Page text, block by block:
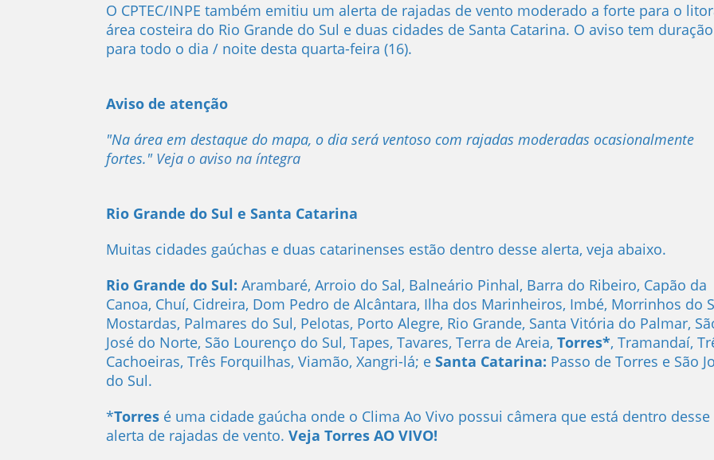
O CPTEC/INPE também emitiu um alerta de rajadas de vento moderado a forte para o
área costeira do Rio Grande do Sul e duas cidades de Santa Catarina. O aviso tem duração
para todo o dia / noite desta quarta-feira (16).
Aviso de atenção
"Na área em destaque do mapa, o dia será ventoso com rajadas moderadas ocasionalmente
fortes." Veja o aviso na íntegra
Rio Grande do Sul e Santa Catarina
Muitas cidades gaúchas e duas catarinenses estão dentro desse alerta, veja abaixo.
Rio Grande do Sul: Arambaré, Arroio do Sal, Balneário Pinhal, Barra do Ribeiro, Capão da
Canoa, Chuí, Cidreira, Dom Pedro de Alcântara, Ilha dos Marinheiros, Imbé, Morrinhos do
Mostardas, Palmares do Sul, Pelotas, Porto Alegre, Rio Grande, Santa Vitória do Palmar,
José do Norte, São Lourenço do Sul, Tapes, Tavares, Terra de Areia, Torres*, Tramandaí,
Cachoeiras, Três Forquilhas, Viamão, Xangri-lá; eSanta Catarina: Passo de Torres e São
do Sul.
*Torresé uma cidade gaúcha onde o Clima Ao Vivo possui câmera que está dentro desse
alerta de rajadas de vento. Veja Torres AO VIVO!